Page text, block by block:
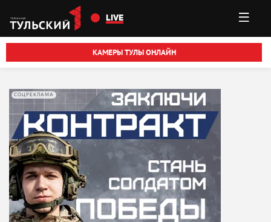
Перейти к основному содержанию
LIVE
КАМЕРЫ ТУЛЫ ОНЛАЙН
СОЦРЕКЛАМА